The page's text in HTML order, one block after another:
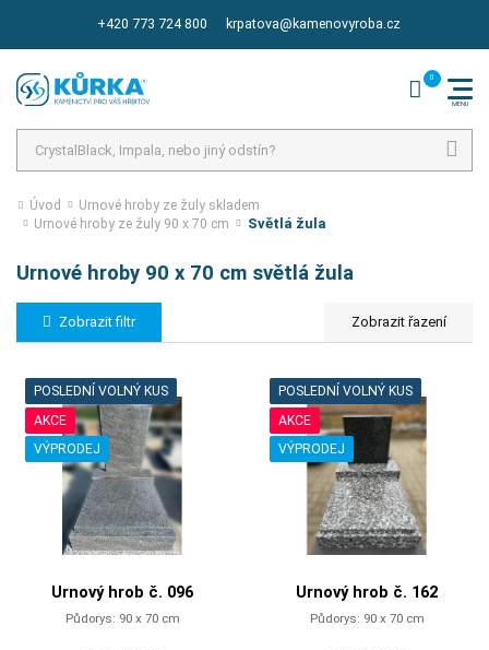
+420 773 724 800 krpatova@kamenovyroba.cz
Úvod
Urnové hroby ze žuly skladem
Urnové hroby ze žuly 90 x 70 cm
Světlá žula
Urnové hroby 90 x 70 cm světlá žula
Zobrazit filtr
POSLEDNÍ VOLNÝ KUS
AKCE
VÝPRODEJ
Urnový hrob č. 096
Půdorys: 90 x 70 cm
POSLEDNÍ VOLNÝ KUS
AKCE
VÝPRODEJ
Urnový hrob č. 162
Půdorys: 90 x 70 cm